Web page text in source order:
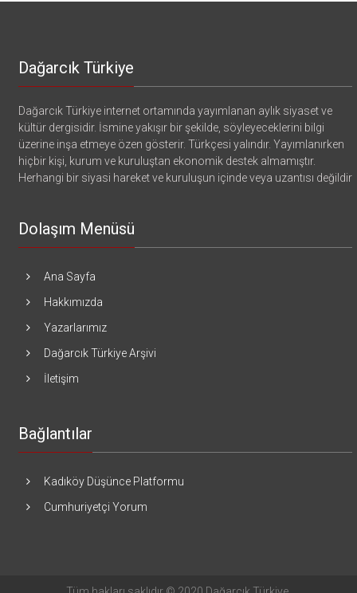
Dağarcık Türkiye
Dağarcık Türkiye internet ortamında yayımlanan aylık siyaset ve
kültür dergisidir. İsmine yakışır bir şekilde, söyleyeceklerini bilgi
üzerine inşa etmeye özen gösterir. Türkçesi yalındır. Yayımlanırken
hiçbir kişi, kurum ve kuruluştan ekonomik destek almamıştır.
Herhangi bir siyasi hareket ve kuruluşun içinde veya uzantısı değildir
Dolaşım Menüsü
Ana Sayfa
Hakkımızda
Yazarlarımız
Dağarcık Türkiye Arşivi
İletişim
Bağlantılar
Kadıköy Düşünce Platformu
Cumhuriyetçi Yorum